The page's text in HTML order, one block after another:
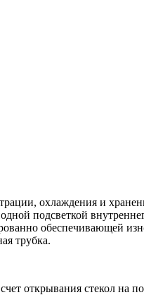
охлаждения и
подсветкой
обеспечивающей
трубка.
открывания стекол на